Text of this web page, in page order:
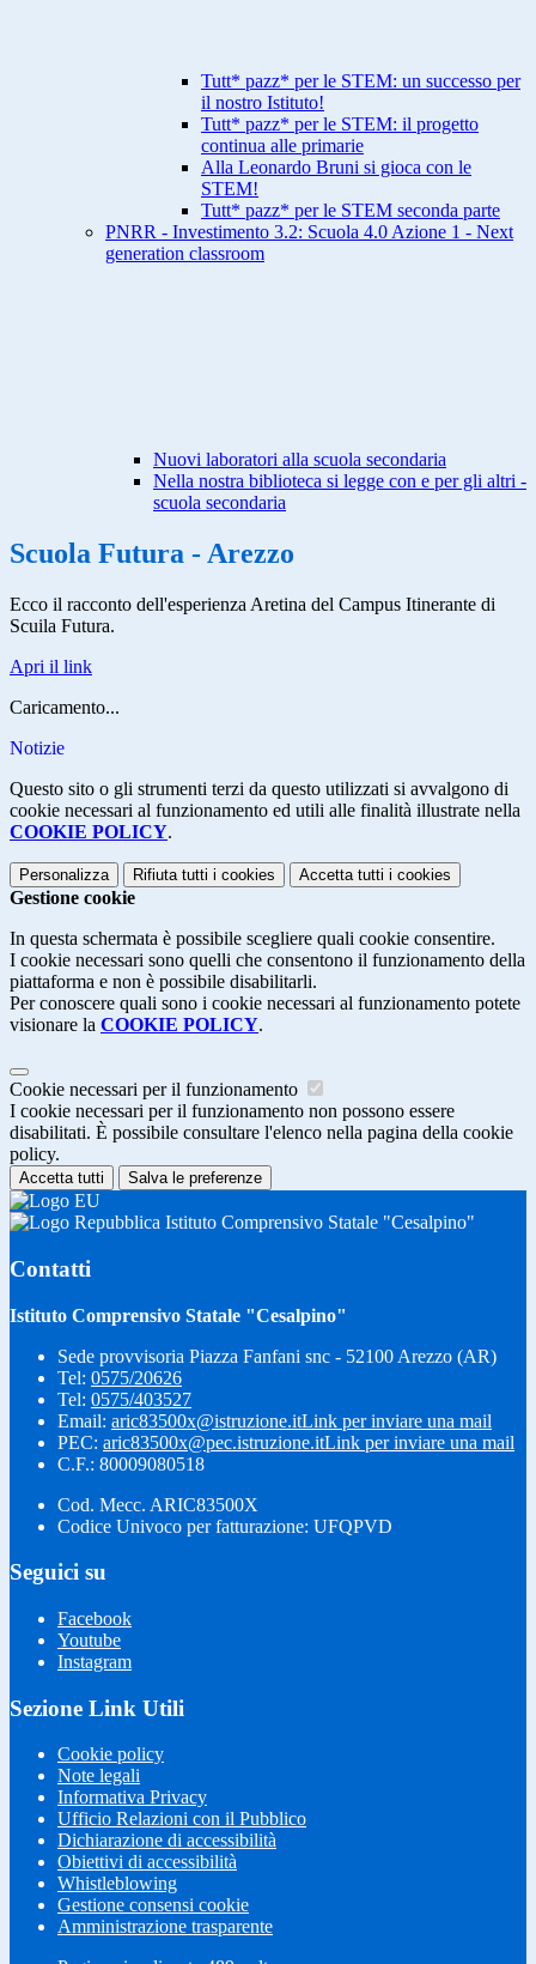
Tutt* pazz* per le STEM: un successo per
il nostro Istituto!
Tutt* pazz* per le STEM: il progetto
continua alle primarie
Alla Leonardo Bruni si gioca con le
STEM!
Tutt* pazz* per le STEM seconda parte
PNRR - Investimento 3.2: Scuola 4.0 Azione 1 - Next
generation classroom
Nuovi laboratori alla scuola secondaria
Nella nostra biblioteca si legge con e per gli altri -
scuola secondaria
Scuola Futura - Arezzo
Ecco il racconto dell'esperienza Aretina del Campus Itinerante di
Scuila Futura.
Apri il link
Caricamento...
Notizie
Questo sito o gli strumenti terzi da questo utilizzati si avvalgono di
cookie necessari al funzionamento ed utili alle finalità illustrate nella
COOKIE POLICY.
Personalizza Rifiuta tutti i cookies Accetta tutti i cookies
Gestione cookie
In questa schermata è possibile scegliere quali cookie consentire.
I cookie necessari sono quelli che consentono il funzionamento della
piattaforma e non è possibile disabilitarli.
Per conoscere quali sono i cookie necessari al funzionamento potete
visionare la COOKIE POLICY.
Cookie necessari per il funzionamento
I cookie necessari per il funzionamento non possono essere
disabilitati. È possibile consultare l'elenco nella pagina della cookie
policy.
Accetta tutti Salva le preferenze
Istituto Comprensivo Statale "Cesalpino"
Contatti
Istituto Comprensivo Statale "Cesalpino"
Sede provvisoria Piazza Fanfani snc - 52100 Arezzo (AR)
Tel: 0575/20626
Tel: 0575/403527
Email: aric83500x@istruzione.itLink per inviare una mail
PEC: aric83500x@pec.istruzione.itLink per inviare una mail
C.F.: 80009080518
Cod. Mecc. ARIC83500X
Codice Univoco per fatturazione: UFQPVD
Seguici su
Facebook
Youtube
Instagram
Sezione Link Utili
Cookie policy
Note legali
Informativa Privacy
Ufficio Relazioni con il Pubblico
Dichiarazione di accessibilità
Obiettivi di accessibilità
Whistleblowing
Gestione consensi cookie
Amministrazione trasparente